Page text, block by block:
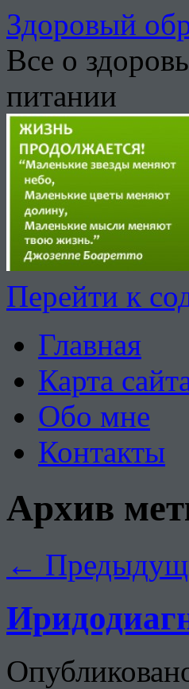
Здоровый
Все о
питании
Перейти к
Главная
Карта
Обо мне
Контакты
Архив
←